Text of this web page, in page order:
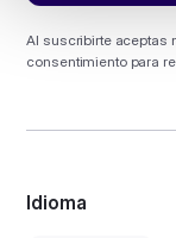
Al suscribirte aceptas
consentimiento para
Idioma